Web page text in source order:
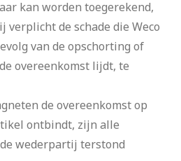
kan worden toegerekend,
verplicht de schade die Weco
van de opschorting of
overeenkomst lijdt, te
de overeenkomst op
ontbindt, zijn alle
wederpartij terstond